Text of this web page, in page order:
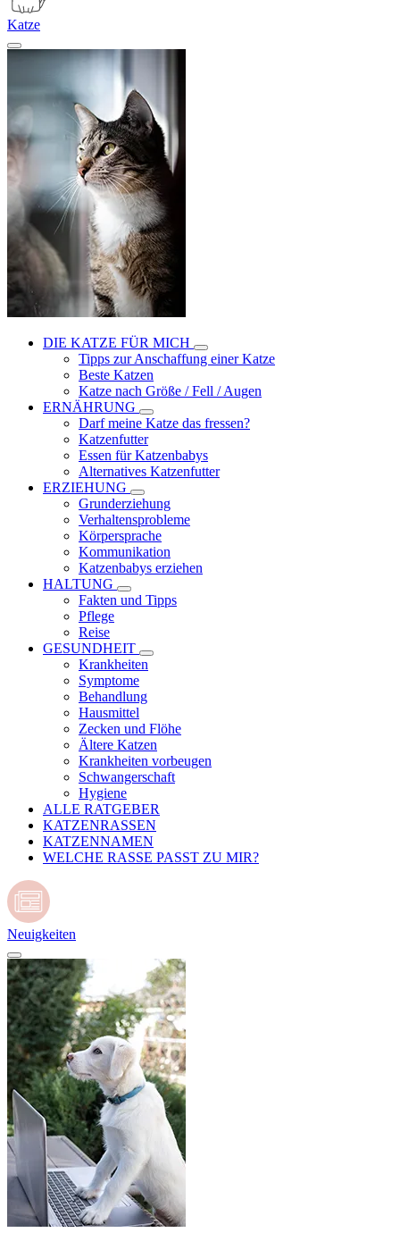
Katze
DIE KATZE FÜR MICH
Tipps zur Anschaffung einer Katze
Beste Katzen
Katze nach Größe / Fell / Augen
ERNÄHRUNG
Darf meine Katze das fressen?
Katzenfutter
Essen für Katzenbabys
Alternatives Katzenfutter
ERZIEHUNG
Grunderziehung
Verhaltensprobleme
Körpersprache
Kommunikation
Katzenbabys erziehen
HALTUNG
Fakten und Tipps
Pflege
Reise
GESUNDHEIT
Krankheiten
Symptome
Behandlung
Hausmittel
Zecken und Flöhe
Ältere Katzen
Krankheiten vorbeugen
Schwangerschaft
Hygiene
ALLE RATGEBER
KATZENRASSEN
KATZENNAMEN
WELCHE RASSE PASST ZU MIR?
Neuigkeiten